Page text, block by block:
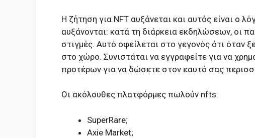
Η ζήτηση για NFT αυξάνεται και αυτός είναι ο
αυξάνονται: κατά τη διάρκεια εκδηλώσεων, οι
στιγμές. Αυτό οφείλεται στο γεγονός ότι όταν
στο χώρο. Συνιστάται να εγγραφείτε για να
προτέρων για να δώσετε στον εαυτό σας
Οι ακόλουθες πλατφόρμες πωλούν nfts:
SuperRare;
Axie Market;